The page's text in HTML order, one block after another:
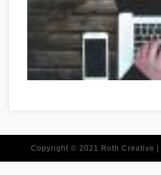
Copyright © 2021 Roth Creative |